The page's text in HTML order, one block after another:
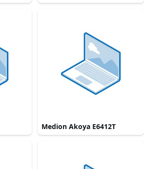
Medion Akoya E6412T